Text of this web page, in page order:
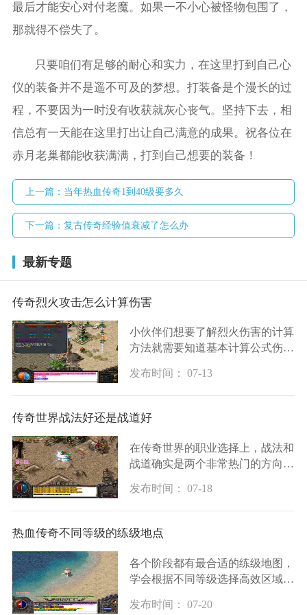
最后才能安心对付老魔。如果一不小心被怪物包围了，
那就得不偿失了。
只要咱们有足够的耐心和实力，在这里打到自己心
仪的装备并不是遥不可及的梦想。打装备是个漫长的过
程，不要因为一时没有收获就灰心丧气。坚持下去，相
信总有一天能在这里打出让自己满意的成果。祝各位在
赤月老巢都能收获满满，打到自己想要的装备！
上一篇： 当年热血传奇1到40级要多久
下一篇： 复古传奇经验值衰减了怎么办
最新专题
传奇烈火攻击怎么计算伤害
小伙伴们想要了解烈火伤害的计算
方法就需要知道基本计算公式伤害
击伤害倍率然后减去目标的防御力
这个公式是理解烈火伤害的基础攻
击力指的是你
发布时间： 07-13
传奇世界战法好还是战道好
在传奇世界的职业选择上，战法和
战道确实是两个非常热门的方向。
卓越的团队保护能力而闻名，在团
队中能吸引怪物的仇恨，保护队友
免受伤害，还
发布时间： 07-18
热血传奇不同等级的练级地点
各个阶段都有最合适的练级地图，
学会根据不同等级选择高效区域是
一级开始就在新手村附近活动，这
发布时间： 07-20